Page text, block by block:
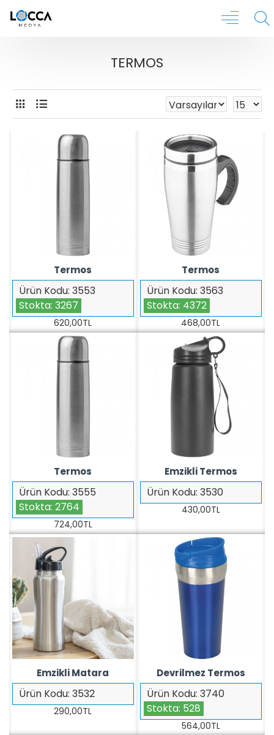
TERMOS
Ürün Kodu: 3553
Stokta: 3267
Termos
620,00TL
Ürün Kodu: 3563
Stokta: 4372
Termos
468,00TL
Ürün Kodu: 3555
Stokta: 2764
Termos
724,00TL
Ürün Kodu: 3530
Emzikli Termos
430,00TL
Ürün Kodu: 3532
Emzikli Matara
290,00TL
Ürün Kodu: 3740
Stokta: 528
Devrilmez Termos
564,00TL